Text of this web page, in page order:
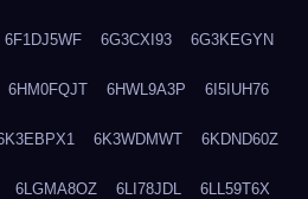
6F1DJ5WF 6G3CXI93 6G3KEGYN
6HM0FQJT 6HWL9A3P 6I5IUH76
6K3WDMWT 6KDND60Z
6LGMA8OZ 6LI78JDL 6LL59T6X